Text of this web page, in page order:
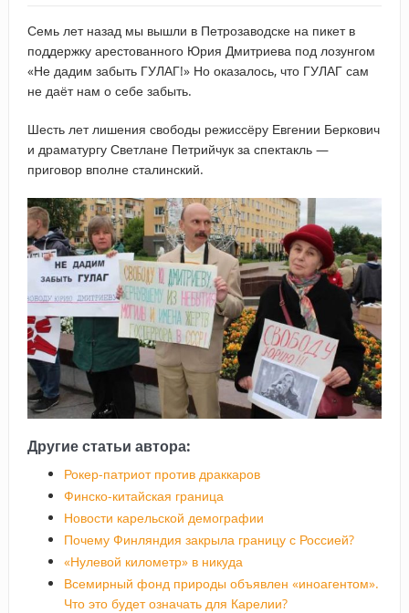
Семь лет назад мы вышли в Петрозаводске на пикет в
поддержку арестованного Юрия Дмитриева под лозунгом
«Не дадим забыть ГУЛАГ!» Но оказалось, что ГУЛАГ сам
не даёт нам о себе забыть.
Шесть лет лишения свободы режиссёру Евгении Беркович
и драматургу Светлане Петрийчук за спектакль —
приговор вполне сталинский.
Другие статьи автора:
Рокер-патриот против драккаров
Финско-китайская граница
Новости карельской демографии
Почему Финляндия закрыла границу с Россией?
«Нулевой километр» в никуда
Всемирный фонд природы объявлен «иноагентом».
Что это будет означать для Карелии?